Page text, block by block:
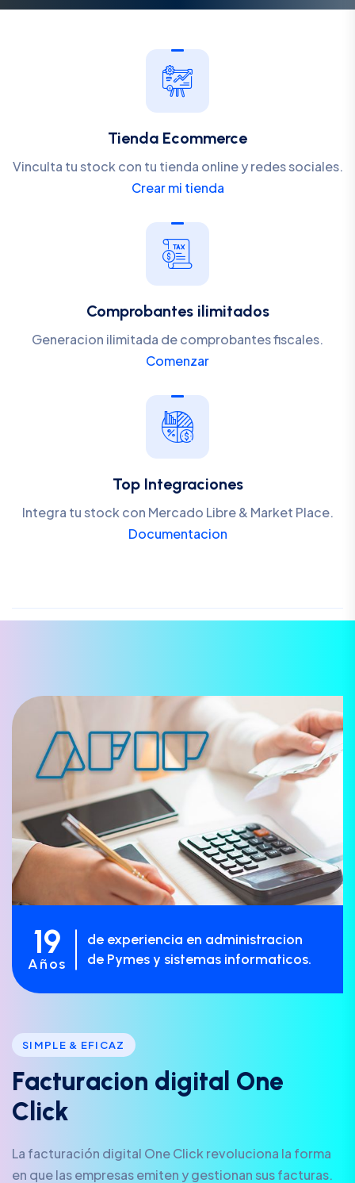
Tienda Ecommerce
Vinculta tu stock con tu tienda online y redes sociales.
Crear mi tienda
Comprobantes ilimitados
Generacion ilimitada de comprobantes fiscales.
Comenzar
Top Integraciones
Integra tu stock con Mercado Libre & Market Place.
Documentacion
19
Años
de experiencia en administracion
de Pymes y sistemas informaticos.
SIMPLE & EFICAZ
Facturacion d igita One
C ick
La facturación digital One Click revoluciona la forma
en que las empresas emiten y gestionan sus facturas.